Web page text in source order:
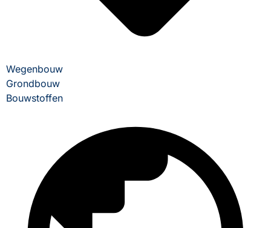
Wegenbouw
Grondbouw
Bouwstoffen